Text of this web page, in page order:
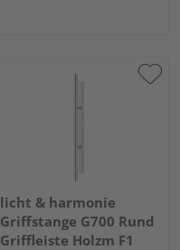
licht & harmonie
Griffstange G700 Rund
Griffleiste Holzm F1